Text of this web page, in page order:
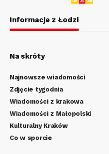
Informacje z Łodzi
Na skróty
Najnowsze wiadomości
Zdjęcie tygodnia
Wiadomości z krakowa
Wiadomości z Małopolski
Kulturalny Kraków
Co w sporcie